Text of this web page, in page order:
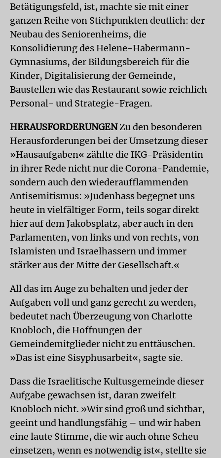
Betätigungsfeld, ist, machte sie mit einer
ganzen Reihe von Stichpunkten deutlich: der
Neubau des Seniorenheims, die
Konsolidierung des Helene-Habermann-
Gymnasiums, der Bildungsbereich für die
Kinder, Digitalisierung der Gemeinde,
Baustellen wie das Restaurant sowie reichlich
Personal- und Strategie-Fragen.
HERAUSFORDERUNGENZu den besonderen
Herausforderungen bei der Umsetzung dieser
»Hausaufgaben« zählte die IKG-Präsidentin
in ihrer Rede nicht nur die Corona-Pandemie,
sondern auch den wiederaufflammenden
Antisemitismus: »Judenhass begegnet uns
heute in vielfältiger Form, teils sogar direkt
hier auf dem Jakobsplatz, aber auch in den
Parlamenten, von links und von rechts, von
Islamisten und Israelhassern und immer
stärker aus der Mitte der Gesellschaft.«
All das im Auge zu behalten und jeder der
Aufgaben voll und ganz gerecht zu werden,
bedeutet nach Überzeugung von Charlotte
Knobloch, die Hoffnungen der
Gemeindemitglieder nicht zu enttäuschen.
»Das ist eine Sisyphusarbeit«, sagte sie.
Dass die Israelitische Kultusgemeinde dieser
Aufgabe gewachsen ist, daran zweifelt
Knobloch nicht. »Wir sind groß und sichtbar,
geeint und handlungsfähig – und wir haben
eine laute Stimme, die wir auch ohne Scheu
einsetzen, wenn es notwendig ist«, stellte sie